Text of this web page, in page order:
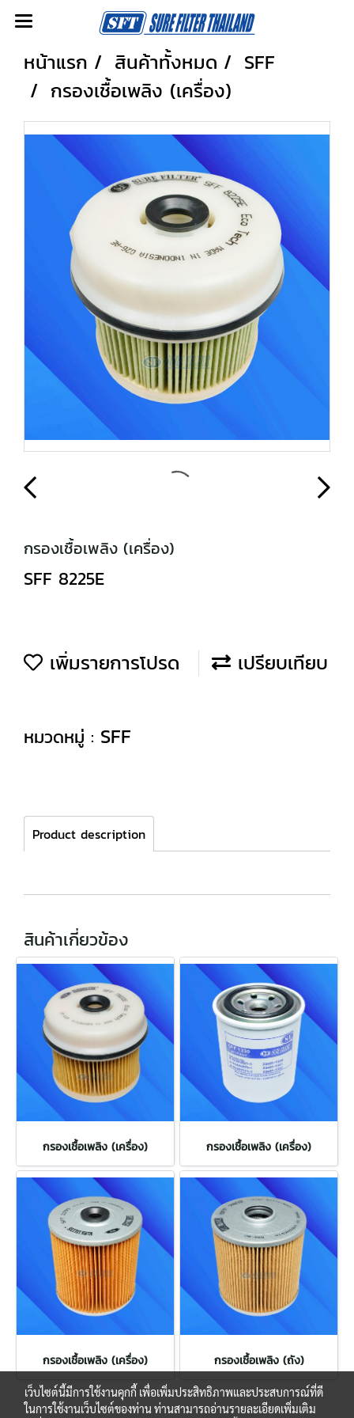
หน้าแรก สินค้าทั้งหมด
SFF
กรองเชื้อเพลิง (เครื่อง)
กรองเชื้อเพลิง (เครื่อง)
SFF 8225E
เพิ่มรายการโปรด เปรียบเทียบ
หมวดหมู่ : SFF
Product description
สินค้าเกี่ยวข้อง
กรองเชื้อเพลิง (เครื่อง) กรองเชื้อเพลิง (เครื่อง)
กรองเชื้อเพลิง (เครื่อง) กรองเชื้อเพลิง (ถัง)
เว็บไซต์นี้มีการใช้งานคุกกี้ เพื่อเพิ่มประสิทธิภาพและประสบการณ์ที่ดี
ในการใช้งานเว็บไซต์ของท่าน ท่านสามารถอ่านรายละเอียดเพิ่มเติม